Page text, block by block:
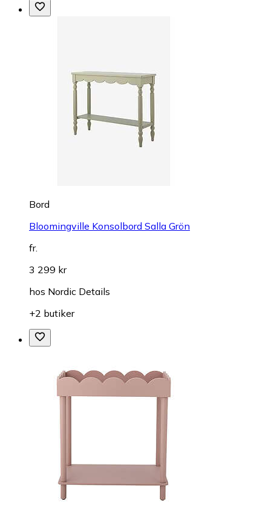
Bord
Bloomingville Konsolbord Salla Grön
fr.
3 299 kr
hos Nordic Details
+2 butiker